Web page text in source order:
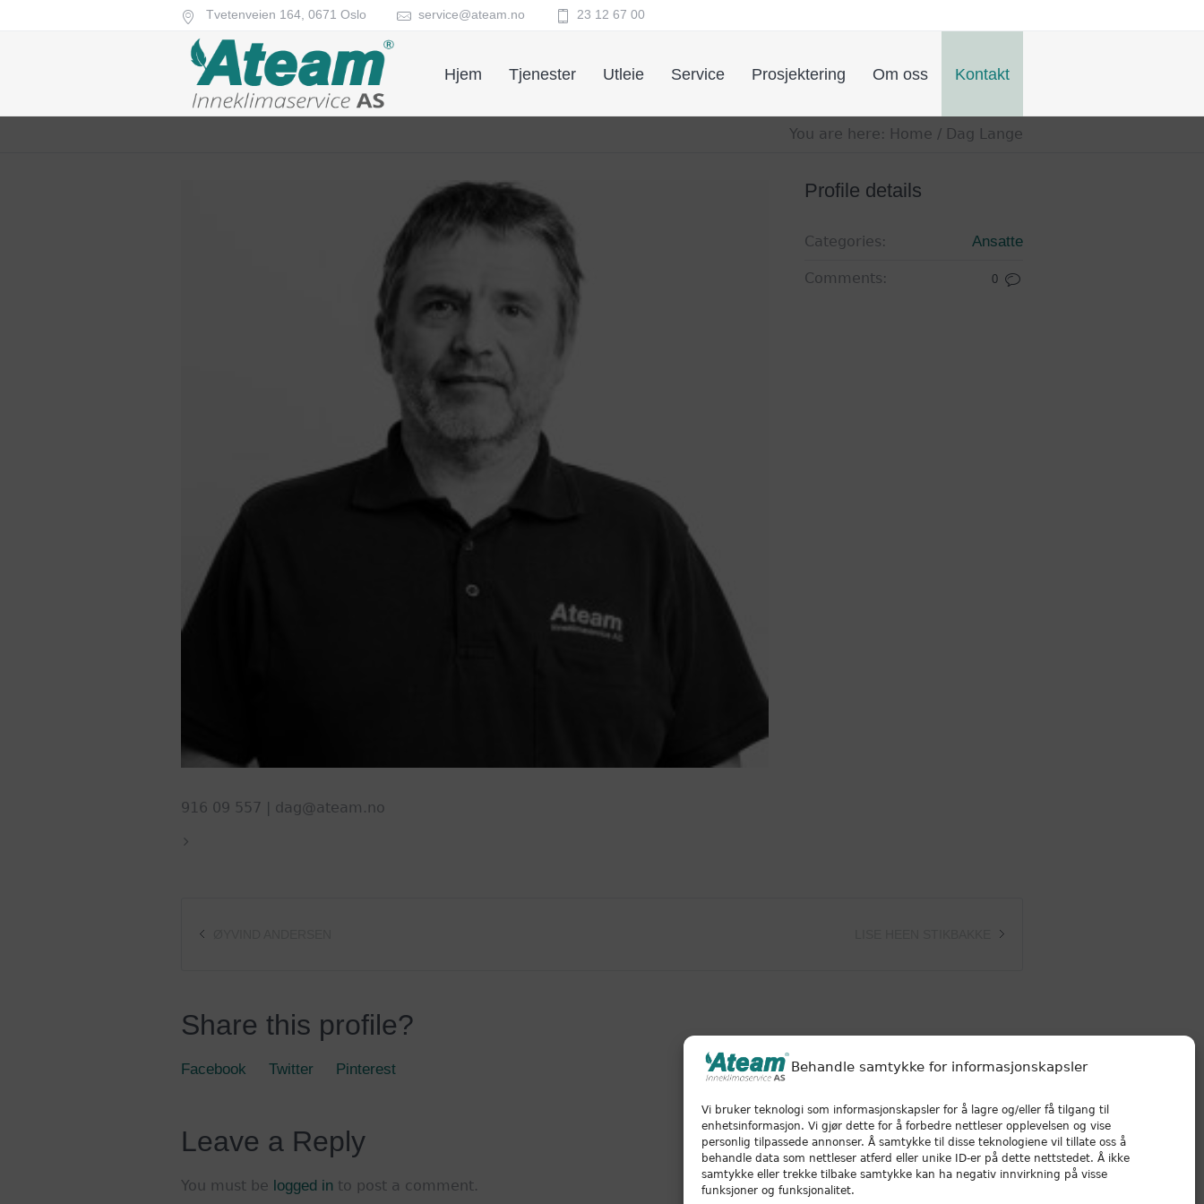
Behandle samtykke for informasjonskapsler
Vi bruker teknologi som informasjonskapsler for å lagre og/eller få tilgang til
enhetsinformasjon. Vi gjør dette for å forbedre nettleser opplevelsen og vise
personlig tilpassede annonser. Å samtykke til disse teknologiene vil tillate oss å
behandle data som nettleser atferd eller unike ID-er på dette nettstedet. Å ikke
samtykke eller trekke tilbake samtykke kan ha negativ innvirkning på visse
funksjoner og funksjonalitet.
Tvetenveien 164, 0671 Oslo service@ateam.no 23 12 67 00
Hjem Tjenester Utleie Service Prosjektering Om oss Kontakt
You are here: Home / Dag Lange
916 09 557 | dag@ateam.no
Profile details
Categories: Ansatte
Comments: 0
Share this profile?
Facebook Twitter Pinterest
Leave a Reply
You must be logged in to post a comment.